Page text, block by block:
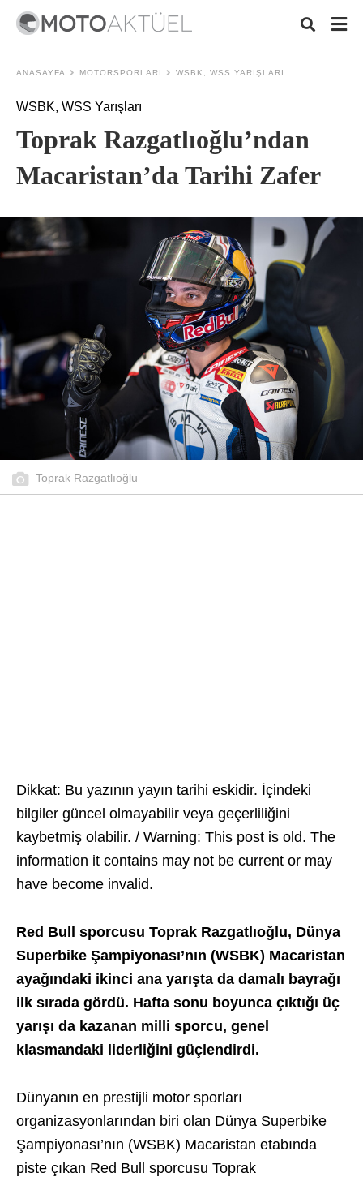
ANASAYFA MOTORSPORLARI WSBK, WSS YARIŞLARI
WSBK, WSS Yarışları
Toprak Razgatlıoğlu’ndan
Macaristan’da Tarihi Zafer
Toprak Razgatlıoğlu
Dikkat: Bu yazının yayın tarihi eskidir. İçindeki
bilgiler güncel olmayabilir veya geçerliliğini
kaybetmiş olabilir. / Warning: This post is old. The
information it contains may not be current or may
have become invalid.
Red Bull sporcusu Toprak Razgatlıoğlu, Dünya
Superbike Şampiyonası’nın (WSBK) Macaristan
ayağındaki ikinci ana yarışta da damalı bayrağı
ilk sırada gördü. Hafta sonu boyunca çıktığı üç
yarışı da kazanan milli sporcu, genel
klasmandaki liderliğini güçlendirdi.
Dünyanın en prestijli motor sporları
organizasyonlarından biri olan Dünya Superbike
Şampiyonası’nın (WSBK) Macaristan etabında
piste çıkan Red Bull sporcusu Toprak